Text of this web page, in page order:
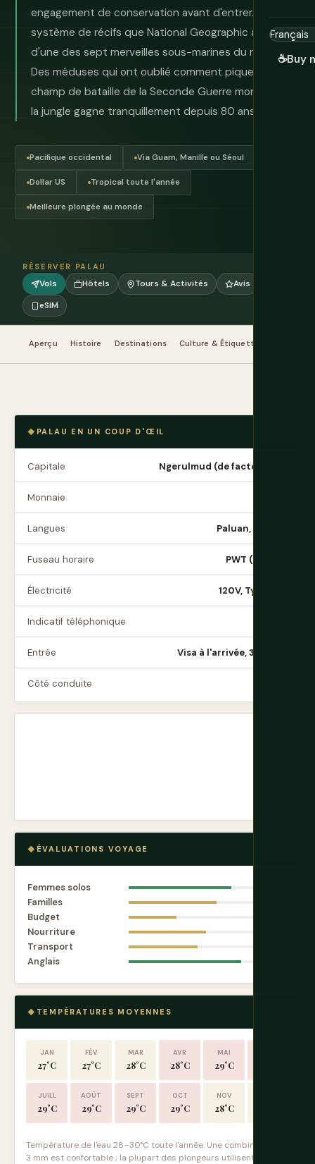
☕Buy
engagement de conservation avant d'entrer. Un
système de récifs que National Geographic a qualifié
d'une des sept merveilles sous-marines du monde.
Des méduses qui ont oublié comment piquer. Et un
champ de bataille de la Seconde Guerre mondiale où
la jungle gagne tranquillement depuis 80 ans.
Pacifique occidental Via Guam, Manille ou Séoul
Dollar US Tropical toute l'année
Meilleure plongée au monde
RÉSERVER PALAU
Vols Hôtels Tours & Activités
Avis
eSIM
Aperçu Histoire Destinations Culture & Étiquette
PALAU EN UN COUP D'ŒIL
Capitale Ngerulmud (de facto Koror)
Monnaie
Langues Paluan, Anglais
Fuseau horaire PWT (UTC+9)
Électricité 120V, Type A/B
Indicatif téléphonique
Entrée Visa à l'arrivée, 30 jours
Côté conduite
ÉVALUATIONS VOYAGE
Femmes solos
Familles
Budget
Nourriture
Transport
Anglais
TEMPÉRATURES MOYENNES
JAN
27°C
FÉV
27°C
MAR
28°C
AVR
28°C
MAI
29°C
JUILL
29°C
AOÛT
29°C
SEPT
29°C
OCT
29°C
NOV
28°C
Température de l'eau 28–30°C toute l'année. Une combinaison de
3 mm est confortable ; la plupart des plongeurs utilisent une